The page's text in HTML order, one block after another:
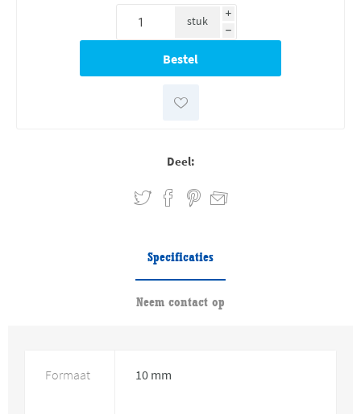
i
h
stuk
Deel:
Specificaties
Neem contact op
Formaat 10 mm